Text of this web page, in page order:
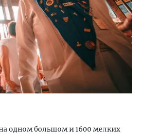
одном большом и 1600 мелких